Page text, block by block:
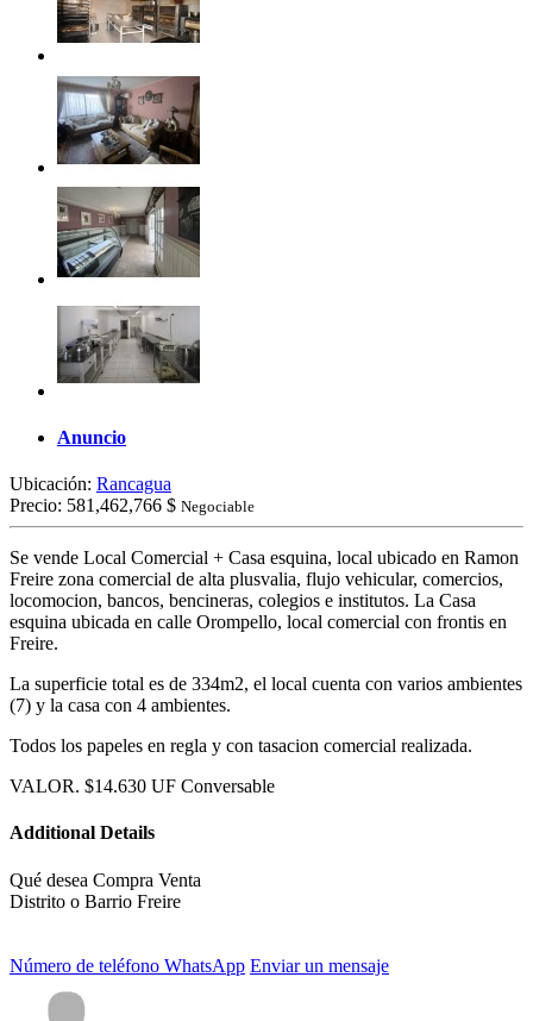
Anuncio
Ubicación: Rancagua
Precio: 581,462,766 $ Negociable
Se vende Local Comercial + Casa esquina, local ubicado en Ramon
Freire zona comercial de alta plusvalia, flujo vehicular, comercios,
locomocion, bancos, bencineras, colegios e institutos. La Casa
esquina ubicada en calle Orompello, local comercial con frontis en
Freire.
La superficie total es de 334m2, el local cuenta con varios ambientes
(7) y la casa con 4 ambientes.
Todos los papeles en regla y con tasacion comercial realizada.
VALOR. $14.630 UF Conversable
Additional Details
Qué desea Compra Venta
Distrito o Barrio Freire
Número de teléfono WhatsApp Enviar un mensaje